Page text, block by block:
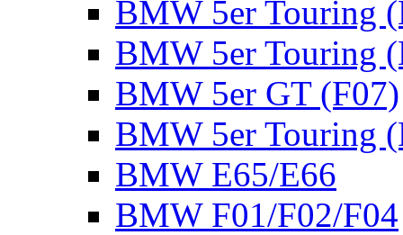
BMW 5er Touring
BMW 5er Touring
BMW 5er GT (F07)
BMW 5er Touring
BMW E65/E66
BMW F01/F02/F04